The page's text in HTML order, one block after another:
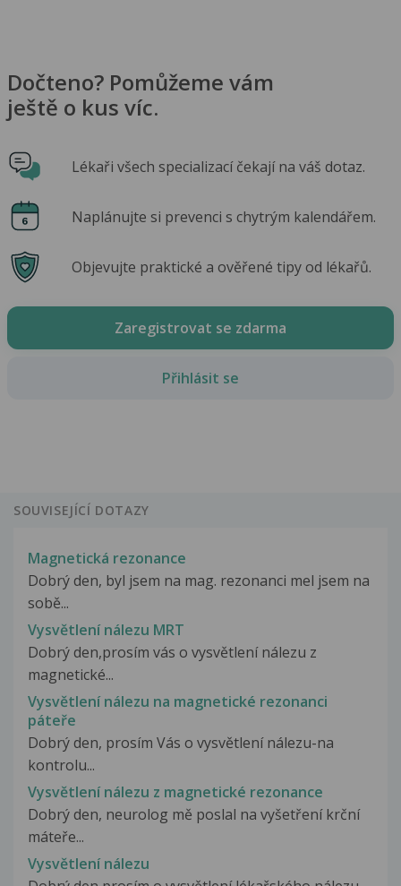
Dočteno? Pomůžeme vám
ještě o kus víc.
Lékaři všech specializací čekají na váš dotaz.
Naplánujte si prevenci s chytrým kalendářem.
Objevujte praktické a ověřené tipy od lékařů.
Zaregistrovat se zdarma
Přihlásit se
SOUVISEJÍCÍ DOTAZY
Magnetická rezonance
Dobrý den, byl jsem na mag. rezonanci mel jsem na
sobě...
Vysvětlení nálezu MRT
Dobrý den,prosím vás o vysvětlení nálezu z
magnetické...
Vysvětlení nálezu na magnetické rezonanci
páteře
Dobrý den, prosím Vás o vysvětlení nálezu-na
kontrolu...
Vysvětlení nálezu z magnetické rezonance
Dobrý den, neurolog mě poslal na vyšetření krční
máteře...
Vysvětlení nálezu